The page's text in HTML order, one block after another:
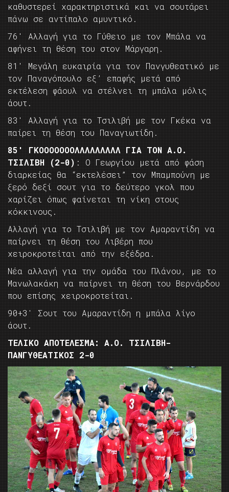
καθυστερεί χαρακτηριστικά και να σουτάρει
πάνω σε αντίπαλο αμυντικό.
76′ Αλλαγή για το Γύθειο με τον Μπάλα να
αφήνει τη θέση του στον Μάργαρη.
81′ Μεγάλη ευκαιρία για τον Πανγυθεατικό με
τον Παναγόπουλο εξ’ επαφής μετά από
εκτέλεση φάουλ να στέλνει τη μπάλα μόλις
άουτ.
83′ Αλλαγή για το Τσιλιβή με τον Γκέκα να
παίρει τη θέση του Παναγιωτίδη.
85′ ΓΚΟΟΟΟΟΟΟΛΛΛΛΛΛΛΛΛ ΓΙΑ ΤΟΝ Α.Ο.
ΤΣΙΛΙΒΗ (2-0) : Ο Γεωργίου μετά από φάση
διαρκείας θα “εκτελέσει” τον Μπαμπούνη με
ξερό δεξί σουτ για το δεύτερο γκολ που
χαρίζει όπως φαίνεται τη νίκη στους
κόκκινους.
Αλλαγή για το Τσιλιβή με τον Αμαραντίδη να
παίρνει τη θέση του Λιβέρη που
χειροκροτείται από την εξέδρα.
Νέα αλλαγή για την ομάδα του Πλάνου, με το
Μανωλακάκη να παίρνει τη θέση του Βερνάρδου
που επίσης χειροκροτείται.
90+3′ Σουτ του Αμαραντίδη η μπάλα λίγο
άουτ.
ΤΕΛΙΚΟ ΑΠΟΤΕΛΕΣΜΑ: Α.Ο. ΤΣΙΛΙΒΗ-
ΠΑΝΓΥΘΕΑΤΙΚΟΣ 2-0